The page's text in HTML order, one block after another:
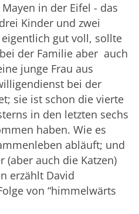
in der Eifel - das
Kinder und zwei
gut voll, sollte
bei der Familie aber auch
junge Frau aus
bei der
; sie ist schon die vierte
in den letzten sechs
haben. Wie es
abläuft; und
(aber auch die Katzen)
erzählt David
von “himmelwärts